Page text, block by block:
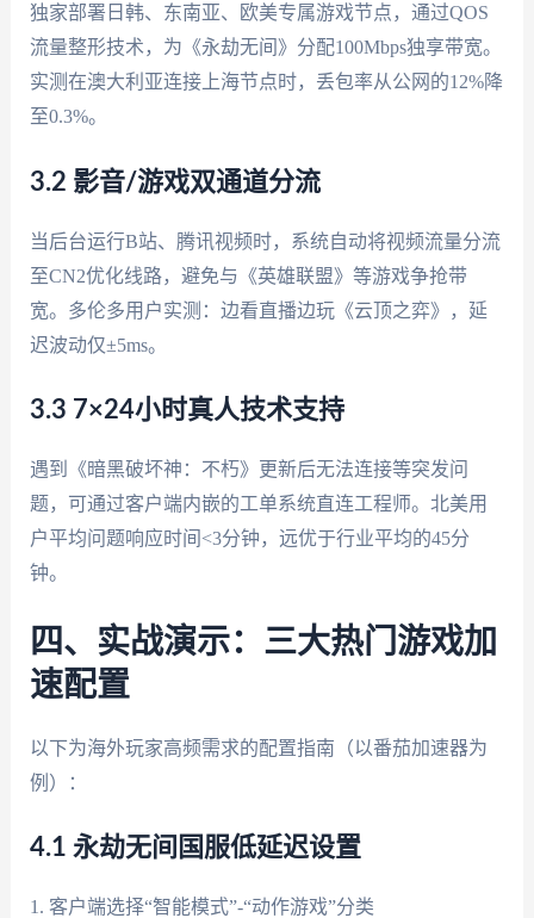
独家部署日韩、东南亚、欧美专属游戏节点，通过QOS
流量整形技术，为《永劫无间》分配100Mbps独享带宽。
实测在澳大利亚连接上海节点时，丢包率从公网的12%降
至0.3%。
3.2 影音/游戏双通道分流
当后台运行B站、腾讯视频时，系统自动将视频流量分流
至CN2优化线路，避免与《英雄联盟》等游戏争抢带
宽。多伦多用户实测：边看直播边玩《云顶之弈》，延
迟波动仅±5ms。
3.3 7×24小时真人技术支持
遇到《暗黑破坏神：不朽》更新后无法连接等突发问
题，可通过客户端内嵌的工单系统直连工程师。北美用
户平均问题响应时间<3分钟，远优于行业平均的45分
钟。
四、实战演示：三大热门游戏加
速配置
以下为海外玩家高频需求的配置指南（以番茄加速器为
例）：
4.1 永劫无间国服低延迟设置
1. 客户端选择“智能模式”-“动作游戏”分类